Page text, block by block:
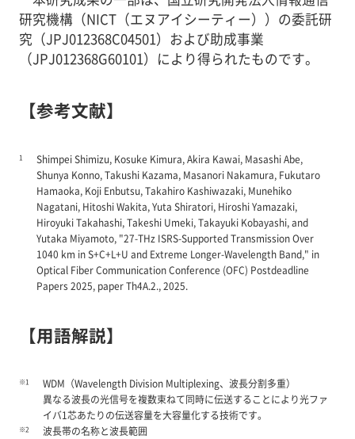
研究機構（NICT（エヌアイシーティー））の委託研
究（JPJ012368C04501）および助成事業
（JPJ012368G60101）により得られたものです。
【参考文献】
1
Shimpei Shimizu, Kosuke Kimura, Akira Kawai, Masashi Abe,
Shunya Konno, Takushi Kazama, Masanori Nakamura, Fukutaro
Hamaoka, Koji Enbutsu, Takahiro Kashiwazaki, Munehiko
Nagatani, Hitoshi Wakita, Yuta Shiratori, Hiroshi Yamazaki,
Hiroyuki Takahashi, Takeshi Umeki, Takayuki Kobayashi, and
Yutaka Miyamoto, "27-THz ISRS-Supported Transmission Over
1040 km in S+C+L+U and Extreme Longer-Wavelength Band," in
Optical Fiber Communication Conference (OFC) Postdeadline
Papers 2025, paper Th4A.2., 2025.
【用語解説】
※1
WDM（Wavelength Division Multiplexing、波長分割多重）
異なる波長の光信号を複数束ねて同時に伝送することにより光ファ
イバ1芯あたりの伝送容量を大容量化する技術です。
※2
波長帯の名称と波長範囲